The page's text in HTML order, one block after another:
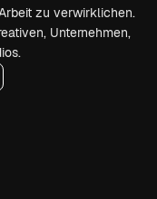
zu verwirklichen.
Unternehmen,